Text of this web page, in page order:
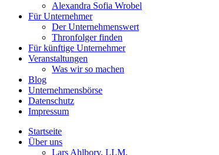
Alexandra Sofia Wrobel
Für Unternehmer
Der Unternehmenswert
Thronfolger finden
Für künftige Unternehmer
Veranstaltungen
Was wir so machen
Blog
Unternehmensbörse
Datenschutz
Impressum
Startseite
Über uns
Lars Ahlbory, LLM.